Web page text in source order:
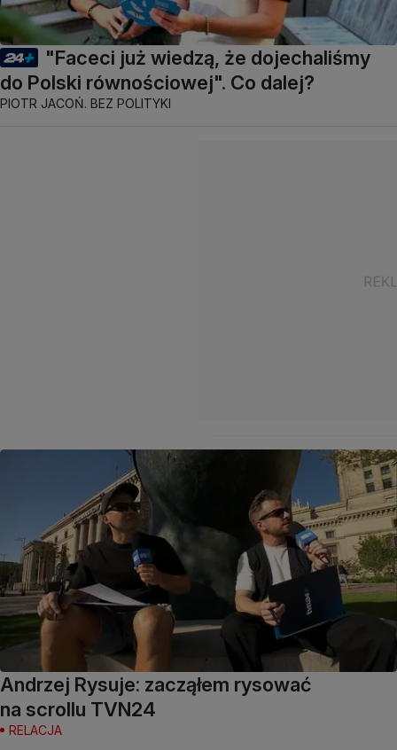
"Faceci już wiedzą, że dojechaliśmy
do Polski równościowej". Co dalej?
PIOTR JACOŃ. BEZ POLITYKI
Andrzej Rysuje: zacząłem rysować
na scrollu TVN24
RELACJA